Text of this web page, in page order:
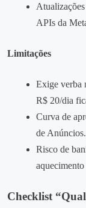
APIs da
Limitações
Exige verba
R$ 20/dia
Curva de
de Anúncios.
Risco de
Checklist